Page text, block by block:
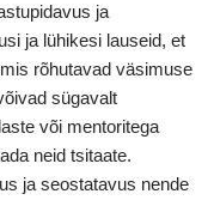
ja
ja lühikesi lauseid, et
rõhutavad väsimuse
sügavalt
või mentoritega
neid tsitaate.
ja seostatavus nende